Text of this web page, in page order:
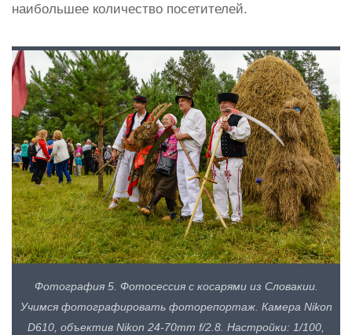
наибольшее количество посетителей.
Фотография 5. Фотосессия с косарями из Словакии.
Учимся фотографировать фоторепортаж. Камера Nikon
D610, объектив Nikon 24-70mm f/2.8. Настройки: 1/100,